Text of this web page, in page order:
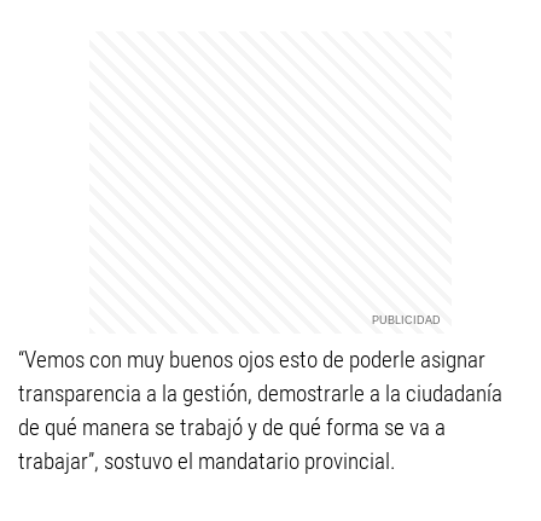
“Vemos con muy buenos ojos esto de poderle asignar
transparencia a la gestión, demostrarle a la ciudadanía
de qué manera se trabajó y de qué forma se va a
trabajar”, sostuvo el mandatario provincial.